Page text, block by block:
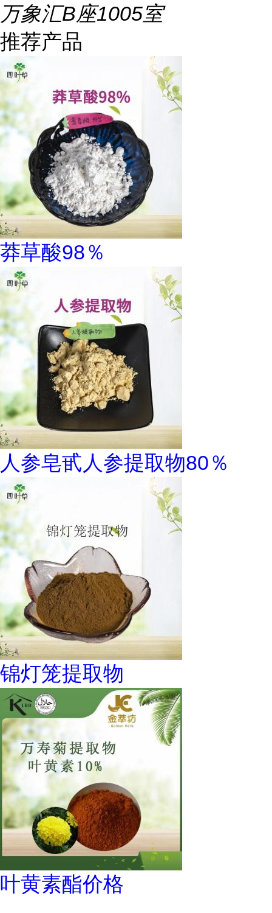
万象汇B座1005室
推荐产品
莽草酸98％
人参皂甙人参提取物80％
锦灯笼提取物
叶黄素酯价格